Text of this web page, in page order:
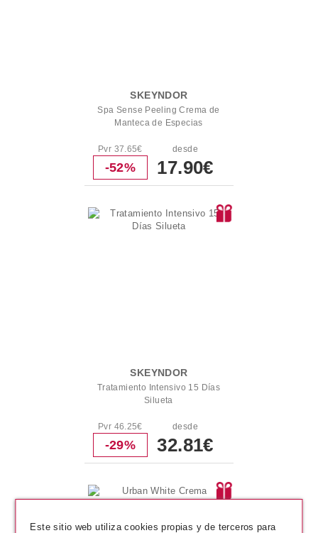
SKEYNDOR
Spa Sense Peeling Crema de
Manteca de Especias
Pvr 37.65€
-52%
desde
17.90€
SKEYNDOR
Tratamiento Intensivo 15 Días
Silueta
Pvr 46.25€
-29%
desde
32.81€
Este sitio web utiliza cookies propias y de terceros para